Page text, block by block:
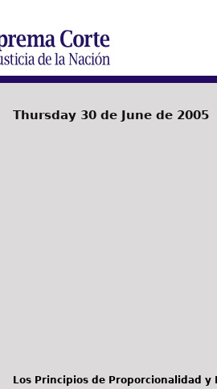
Thursday 30 de June de 2005
Los Principios de Proporcionalidad